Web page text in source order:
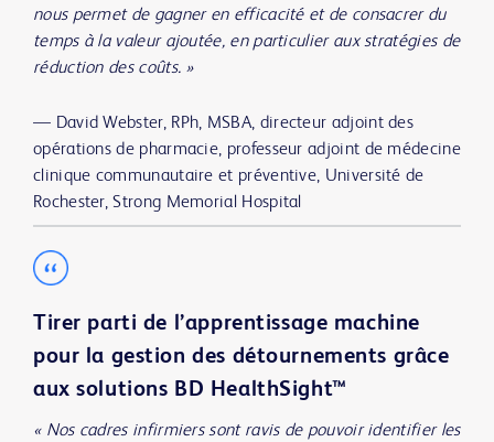
nous permet de gagner en efficacité et de consacrer du
temps à la valeur ajoutée, en particulier aux stratégies de
réduction des coûts. »
— David Webster, RPh, MSBA, directeur adjoint des
opérations de pharmacie, professeur adjoint de médecine
clinique communautaire et préventive, Université de
Rochester, Strong Memorial Hospital
Tirer parti de l’apprentissage machine
pour la gestion des détournements grâce
aux solutions BD HealthSight™
« Nos cadres infirmiers sont ravis de pouvoir identifier les